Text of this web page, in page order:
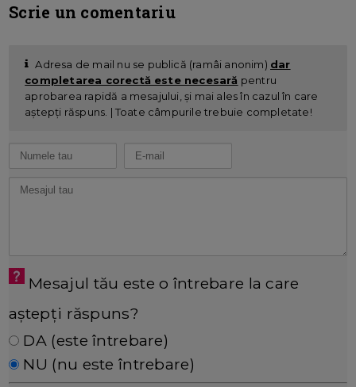
Scrie un comentariu
Adresa de mail nu se publică (ramâi anonim) dar
completarea corectă este necesară pentru
aprobarea rapidă a mesajului, și mai ales în cazul în care
aștepți răspuns. | Toate câmpurile trebuie completate!
Mesajul tău este o întrebare la care
aștepți răspuns?
DA (este întrebare)
NU (nu este întrebare)